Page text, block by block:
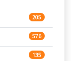
205
576
135